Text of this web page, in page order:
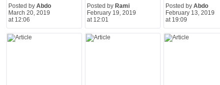
Posted by Abdo
March 20, 2019
at 12:06
Posted by Rami
February 19, 2019
at 12:01
Posted by Abdo
February 13, 2019
at 19:09